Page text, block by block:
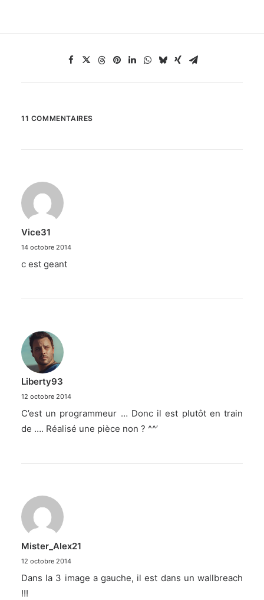
11 COMMENTAIRES
Vice31
14 octobre 2014
c est geant
Liberty93
12 octobre 2014
C’est un programmeur … Donc il est plutôt en train
de …. Réalisé une pièce non ? ^^’
Mister_Alex21
12 octobre 2014
Dans la 3 image a gauche, il est dans un wallbreach
!!!